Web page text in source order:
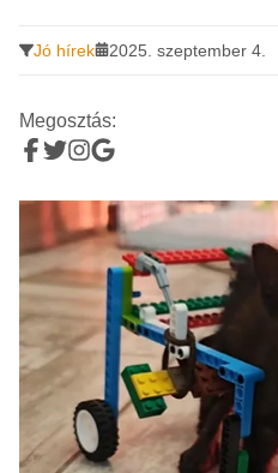
Jó hírek 2025. szeptember 4.
Megosztás: